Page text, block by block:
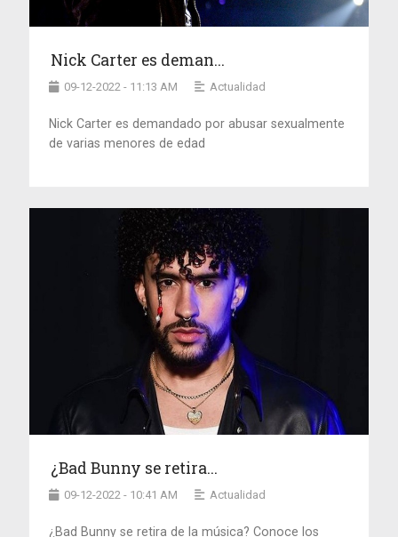
Nick Carter es deman...
09-12-2022 - 11:13 AM Actualidad
Nick Carter es demandado por abusar sexualmente
de varias menores de edad
¿Bad Bunny se retira...
09-12-2022 - 10:41 AM Actualidad
¿Bad Bunny se retira de la música? Conoce los